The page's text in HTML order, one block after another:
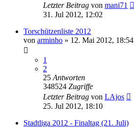
Letzter Beitrag von mani71
31. Jul 2012, 12:02
Torschützenliste 2012
von arminho » 12. Mai 2012, 18:54
1
2
25 Antworten
348524 Zugriffe
Letzter Beitrag von LAjos
25. Jul 2012, 18:10
Stadtliga 2012 - Finaltag (21. Juli)